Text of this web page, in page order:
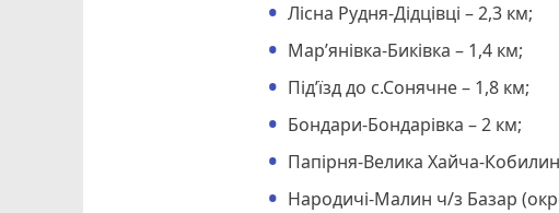
Лісна Рудня-Дідцівці – 2,3 км;
Мар’янівка-Биківка – 1,4 км;
Під’їзд до с.Сонячне – 1,8 км;
Бондари-Бондарівка – 2 км;
Папірня-Велика Хайча-
Народичі-Малин ч/з Базар